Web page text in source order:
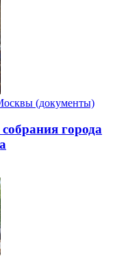
(документы)
города